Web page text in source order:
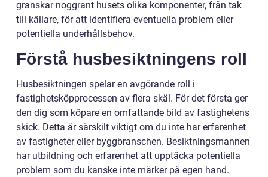
granskar noggrant husets olika komponenter, från tak
till källare, för att identifiera eventuella problem eller
potentiella underhållsbehov.
Förstå husbesiktningens roll
Husbesiktningen spelar en avgörande roll i
fastighetsköpprocessen av flera skäl. För det första ger
den dig som köpare en omfattande bild av fastighetens
skick. Detta är särskilt viktigt om du inte har erfarenhet
av fastigheter eller byggbranschen. Besiktningsmannen
har utbildning och erfarenhet att upptäcka potentiella
problem som du kanske inte märker på egen hand.